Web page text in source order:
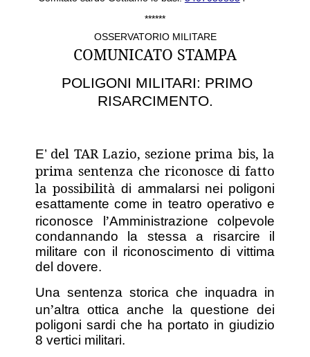
******
OSSERVATORIO MILITARE
COMUNICATO STAMPA
POLIGONI MILITARI: PRIMO
RISARCIMENTO.
E’ del TAR Lazio, sezione prima bis, la
prima sentenza che riconosce di fatto
la possibilità di ammalarsi nei poligoni
esattamente come in teatro operativo e
riconosce l ’Amministrazione colpevole
condannando la stessa a risarcire il
militare con il riconoscimento di vittima
del dovere.
Una sentenza storica che inquadra in
un’altra ottica anche la questione dei
poligoni sardi che ha portato in giudizio
8 vertici militari.